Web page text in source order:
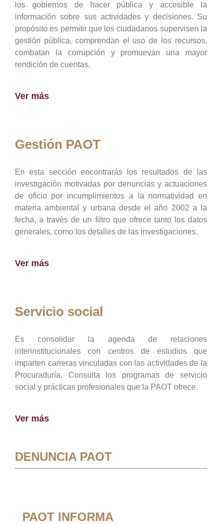
los gobiernos de hacer pública y accesible la
información sobre sus actividades y decisiones. Su
propósito es permitir que los ciudadanos supervisen la
gestión pública, comprendan el uso de los recursos,
combatan la corrupción y promuevan una mayor
rendición de cuentas.
Ver más
Gestión PAOT
En esta sección encontrarás los resultados de las
investigación motivadas por denuncias y actuaciones
de oficio por incumplimientos a la normatividad en
materia ambiental y urbana desde el año 2002 a la
fecha, a través de un filtro que ofrece tanto los datos
generales, como los detalles de las investigaciones.
Ver más
Servicio social
Es consolidar la agenda de relaciones
interinstitucionales con centros de estudios que
imparten carreras vinculadas con las actividades de la
Procuraduría, Consulta los programas de servicio
social y prácticas profesionales que la PAOT ofrece.
Ver más
DENUNCIA PAOT
PAOT INFORMA